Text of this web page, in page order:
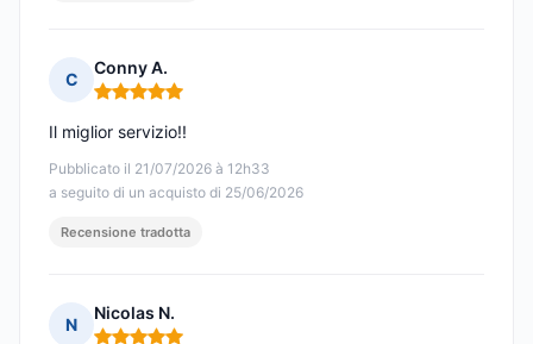
C
Conny A.
Nota: 5 su 5
Pubblicato il 21/07/2026 à 12h33
a seguito di un acquisto di 25/06/2026
Il miglior servizio!!
Recensione tradotta
N
Nicolas N.